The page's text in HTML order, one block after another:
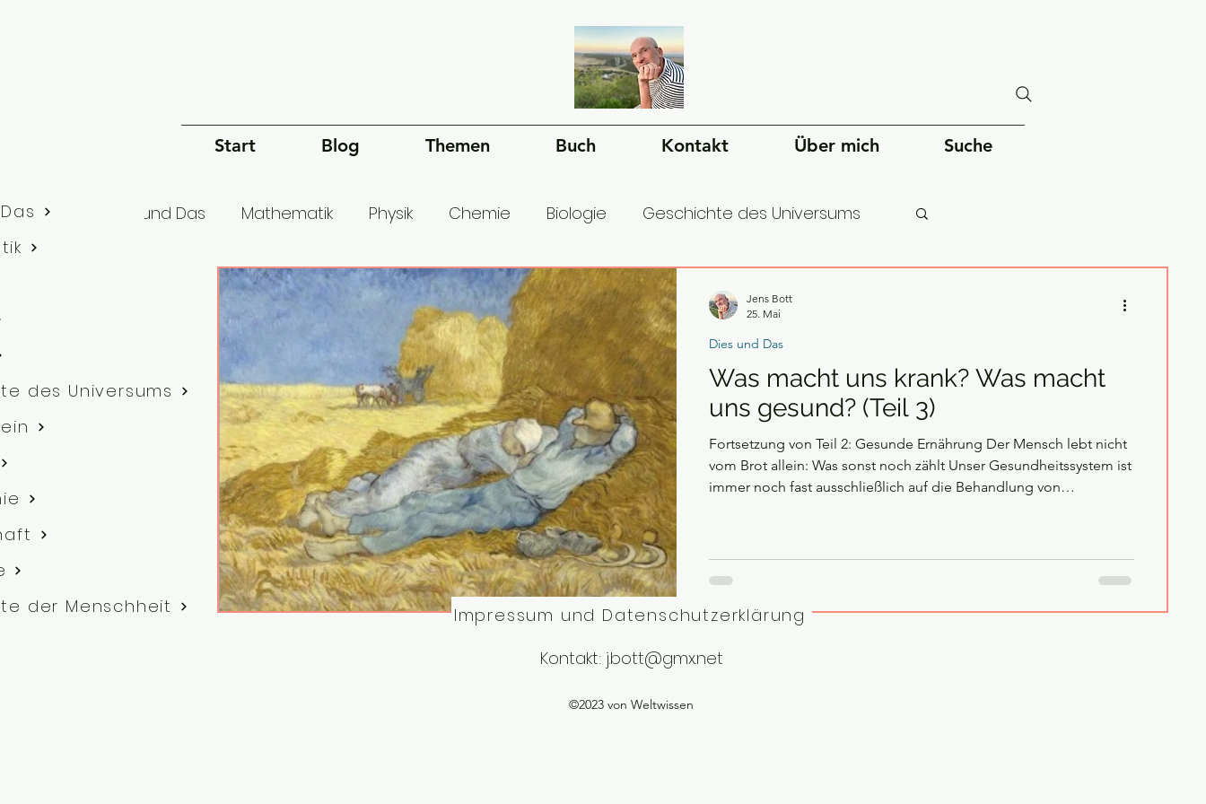
Start Blog Themen Buch Kontakt Über mich Suche
Artikel Dies und Das Mathematik Physik Chemie Biologie Geschichte des Universums
Sprache Philosophie Gesellschaft Ökonomie Geschichte der Menschheit
Was macht uns krank? Was macht
uns gesund? (Teil 3)
Fortsetzung von Teil 2: Gesunde Ernährung Der Mensch lebt nicht
vom Brot allein: Was sonst noch zählt Unser Gesundheitssystem ist
immer noch fast ausschließlich auf die Behandlung von
bescheren. Wir müssen nicht auf eine neue Ausrichtung des
Dies und Das
Jens Bott
25. Mai
des Universums
der Menschheit
Impressum und Datenschutzerklärung
Kontakt: j.bott@gmx.net
©2023 von Weltwissen